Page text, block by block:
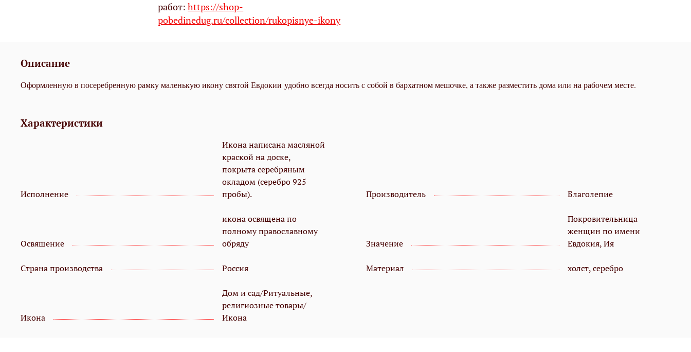
работ:https://shop-
pobedinedug.ru/collection/rukopisnye-ikony
Описание
Оформленную в посеребренную рамку маленькую икону святой Евдокии удобно всегда носить с собой в бархатном мешочке, а также разместить дома или на рабочем месте.
Характеристики
Исполнение
Икона написана масляной
краской на доске,
покрыта серебряным
окладом (серебро 925
пробы).
Производитель Благолепие
Освящение
икона освящена по
полному православному
обряду
Значение
Покровительница
женщин по имени
Евдокия, Ия
Страна производства Россия Материал холст, серебро
Икона
Дом и сад/Ритуальные,
религиозные товары/
Икона